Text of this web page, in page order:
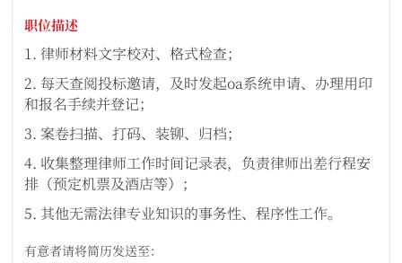
职位描述
1. 律师材料文字校对、格式检查；
2. 每天查阅投标邀请，及时发起oa系统申请、办理用印
和报名手续并登记；
3. 案卷扫描、打码、装铆、归档；
4. 收集整理律师工作时间记录表，负责律师出差行程安
排（预定机票及酒店等）；
5. 其他无需法律专业知识的事务性、程序性工作。
有意者请将简历发送至：